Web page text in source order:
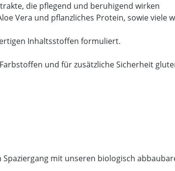
die pflegend und beruhigend wirken
Vera und pflanzliches Protein, sowie
Inhaltsstoffen formuliert.
und für zusätzliche Sicherheit
mit unseren biologisch